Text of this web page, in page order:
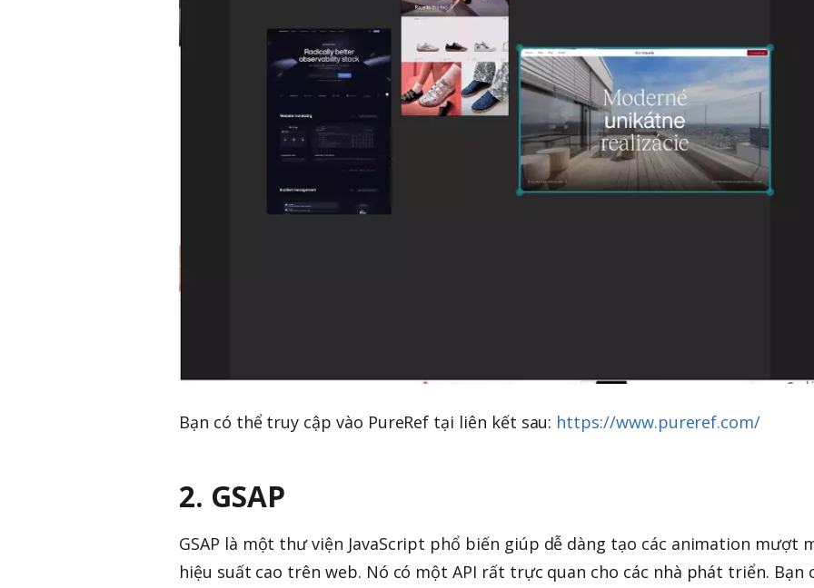
Bạn có thể truy cập vào PureRef tại liên kết sau: https://www.pureref.com/
2. GSAP
GSAP là một thư viện JavaScript phổ biến giúp dễ dàng tạo các animation mượt
hiệu suất cao trên web. Nó có một API rất trực quan cho các nhà phát triển. Bạn